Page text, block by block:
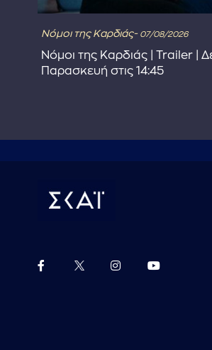
Νόμοι της Καρδιάς- 07/08/2026
Νόμοι της Καρδιάς | Trailer |
Παρασκευή στις 14:45